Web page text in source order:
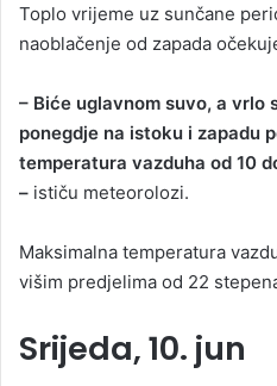
Toplo vrijeme uz sunčane
naoblačenje od zapada
– Biće uglavnom suvo, a vrlo
ponegdje na istoku i zapadu
temperatura vazduha od 10
– ističu meteorolozi.
Maksimalna temperatura
višim predjelima od 22
Srijeda, 10. jun